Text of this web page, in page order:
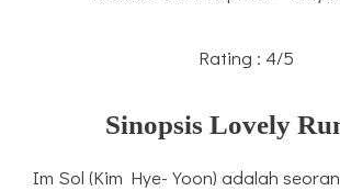
Rating : 4/5
Sinopsis Lovely
Im Sol (Kim Hye-Yoon) adalah